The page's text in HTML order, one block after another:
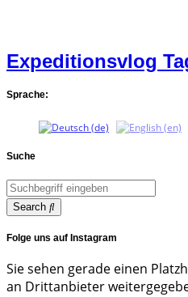
Expeditionsvlog
Sprache:
Suche
Search
Folge uns auf Instagram
Sie sehen gerade einen
an Drittanbieter